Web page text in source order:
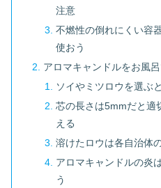
注意
不燃性の倒れにくい容
使おう
アロマキャンドルをお風
ソイやミツロウを選ぶ
芯の長さは5mmだと適
える
溶けたロウは各自治体
アロマキャンドルの炎
う